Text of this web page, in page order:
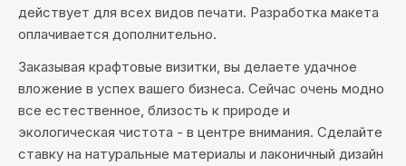
действует для всех видов печати. Разработка макета
оплачивается дополнительно.
Заказывая крафтовые визитки, вы делаете удачное
вложение в успех вашего бизнеса. Сейчас очень модно
все естественное, близость к природе и
экологическая чистота - в центре внимания. Сделайте
ставку на натуральные материалы и лаконичный дизайн